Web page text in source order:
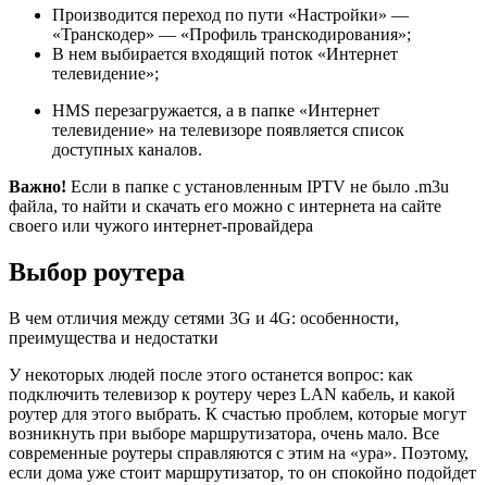
Производится переход по пути «Настройки» —
«Транскодер» — «Профиль транскодирования»;
В нем выбирается входящий поток «Интернет
телевидение»;
HMS перезагружается, а в папке «Интернет
телевидение» на телевизоре появляется список
доступных каналов.
Важно! Если в папке с установленным IPTV не было .m3u
файла, то найти и скачать его можно с интернета на сайте
своего или чужого интернет-провайдера
Выбор роутера
В чем отличия между сетями 3G и 4G: особенности,
преимущества и недостатки
У некоторых людей после этого останется вопрос: как
подключить телевизор к роутеру через LAN кабель, и какой
роутер для этого выбрать. К счастью проблем, которые могут
возникнуть при выборе маршрутизатора, очень мало. Все
современные роутеры справляются с этим на «ура». Поэтому,
если дома уже стоит маршрутизатор, то он спокойно подойдет